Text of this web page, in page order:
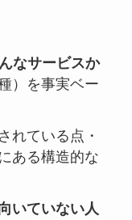
なサービスか
）を事実ベー
れている点・
ある構造的な
いていない人